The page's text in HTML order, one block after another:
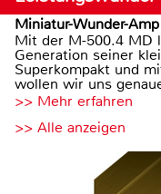
Miniatur-Wunder-Amp
Mit der M-500.4 MD
Generation seiner
Superkompakt und
wollen wir uns
>> Mehr erfahren
>> Alle anzeigen